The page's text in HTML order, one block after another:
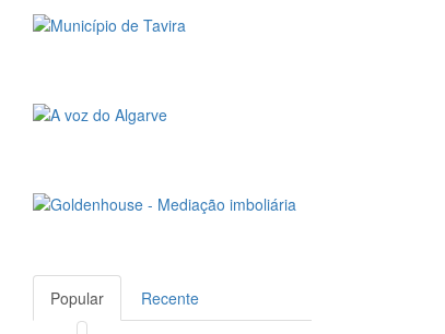
Popular Recente